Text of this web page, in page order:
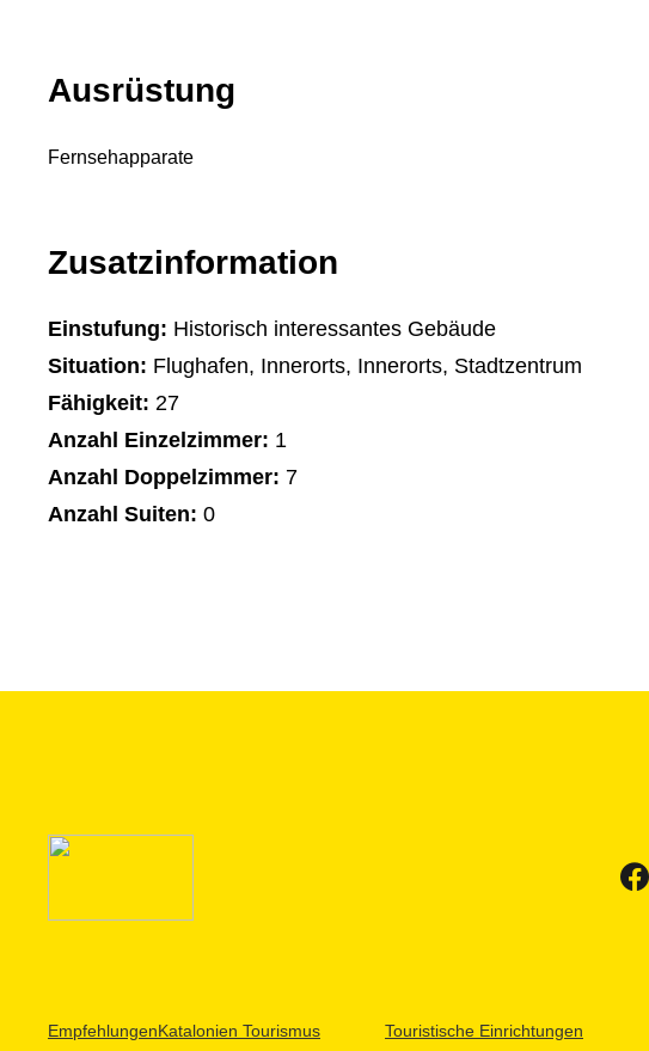
Ausrüstung
Fernsehapparate
Zusatzinformation
Einstufung: Historisch interessantes Gebäude
Situation: Flughafen, Innerorts, Innerorts, Stadtzentrum
Fähigkeit: 27
Anzahl Einzelzimmer: 1
Anzahl Doppelzimmer: 7
Anzahl Suiten: 0
EmpfehlungenKatalonien Tourismus
Touristische Einrichtungen